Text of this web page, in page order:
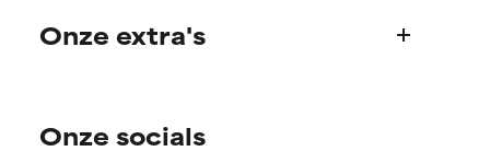
Vragen over producten
Retourneren
Onze extra's
Persoonlijk huidverzorgingsadvies
Onze socials